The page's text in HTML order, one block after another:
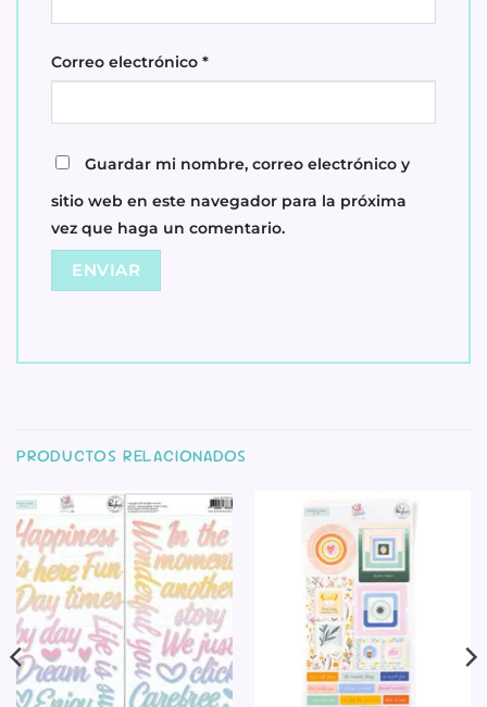
Correo electrónico *
Guardar mi nombre, correo electrónico y
sitio web en este navegador para la próxima
vez que haga un comentario.
PRODUCTOS RELACIONADOS